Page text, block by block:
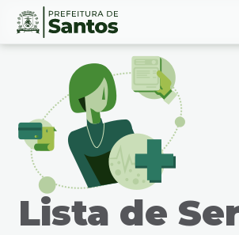
Ir
Conteúdo
Lista de